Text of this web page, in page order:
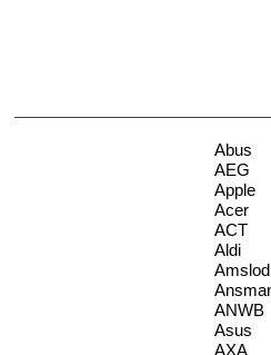
Abus
AEG
Apple
Acer
ACT
Aldi
Amslod
ANWB
Asus
AXA